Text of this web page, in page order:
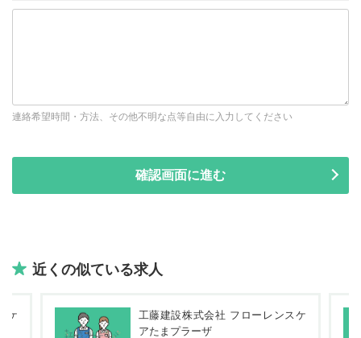
連絡希望時間・方法、その他不明な点等自由に入力してください
近くの似ている求人
ケ
工藤建設株式会社 フローレンスケ
アたまプラーザ